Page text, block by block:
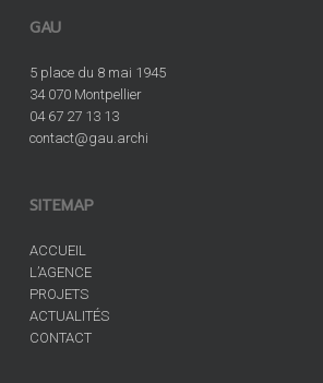
GAU
5 place du 8 mai 1945
34 070 Montpellier
04 67 27 13 13
contact@gau.archi
SITEMAP
ACCUEIL
L’AGENCE
PROJETS
ACTUALITÉS
CONTACT